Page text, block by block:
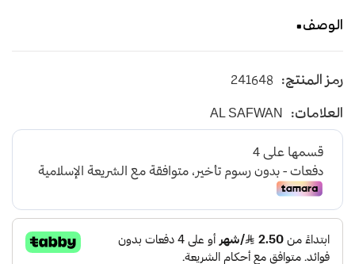
الوصف
وحدتي تخزين علوية لتوفر مساحة ملائمة للتخزين و
رمز المنتج: 241648
العلامات: AL SAFWAN